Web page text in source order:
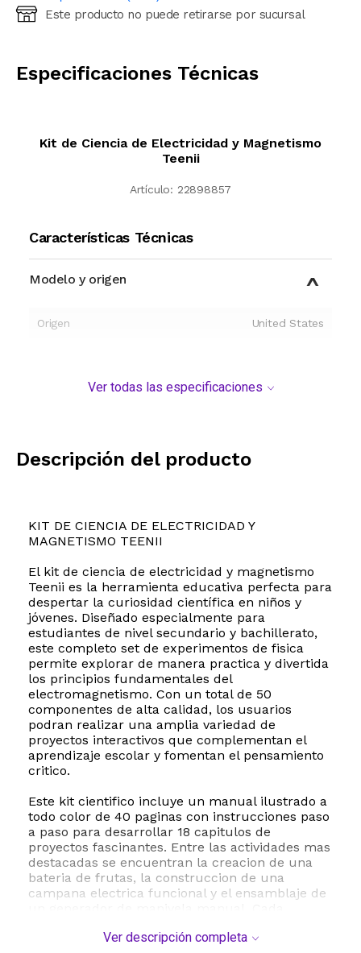
Ingresá código postal (sólo números)
Este producto no puede retirarse por sucursal
Especificaciones Técnicas
Kit de Ciencia de Electricidad y Magnetismo
Teenii
Artículo: 22898857
Características Técnicas
Modelo y origen
Origen United States
Ver todas las especificaciones
Descripción del producto
KIT DE CIENCIA DE ELECTRICIDAD Y
MAGNETISMO TEENII
El kit de ciencia de electricidad y magnetismo
Teenii es la herramienta educativa perfecta para
despertar la curiosidad científica en niños y
jóvenes. Diseñado especialmente para
estudiantes de nivel secundario y bachillerato,
este completo set de experimentos de fisica
permite explorar de manera practica y divertida
los principios fundamentales del
electromagnetismo. Con un total de 50
componentes de alta calidad, los usuarios
podran realizar una amplia variedad de
proyectos interactivos que complementan el
aprendizaje escolar y fomentan el pensamiento
critico.
Este kit cientifico incluye un manual ilustrado a
todo color de 40 paginas con instrucciones paso
a paso para desarrollar 18 capitulos de
proyectos fascinantes. Entre las actividades mas
destacadas se encuentran la creacion de una
bateria de frutas, la construccion de una
campana electrica funcional y el ensamblaje de
de la actividad para estimular la investigacion y
Ver descripción completa